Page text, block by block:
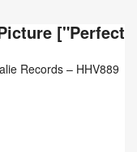
["Perfect
Records ‎– HHV889